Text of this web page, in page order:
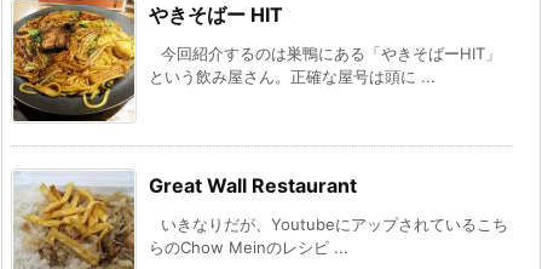
やきそばー HIT
今回紹介するのは巣鴨にある「やきそばーHIT」
という飲み屋さん。正確な屋号は頭に ...
Great Wall Restaurant
いきなりだが、Youtubeにアップされているこち
らのChow Meinのレシピ ...